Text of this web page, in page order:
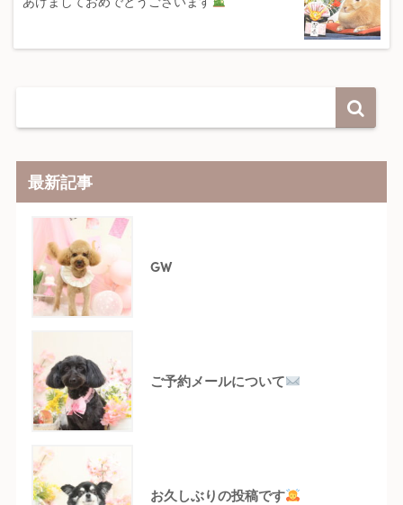
最新記事
GW
ご予約メールについて
お久しぶりの投稿です